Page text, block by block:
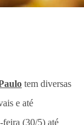
tem diversas
e até
feira (30/5) até